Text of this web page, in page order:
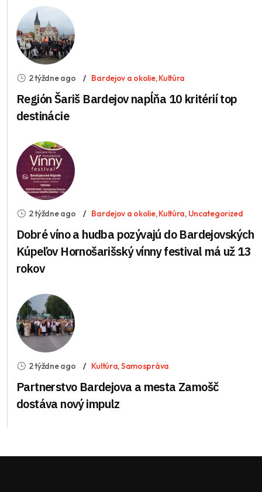
2 týždne ago Bardejov a okolie,Kultúra
Región Šariš Bardejov napĺňa 10 kritérií top
destinácie
2 týždne ago Bardejov a okolie,Kultúra, Uncategorized
Dobré víno a hudba pozývajú do Bardejovských
Kúpeľov Hornošarišský vínny festival má už 13
rokov
2 týždne ago Kultúra,Samospráva
Partnerstvo Bardejova a mesta Zamošč
dostáva nový impulz